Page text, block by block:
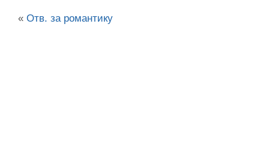
« Отв. за романтику